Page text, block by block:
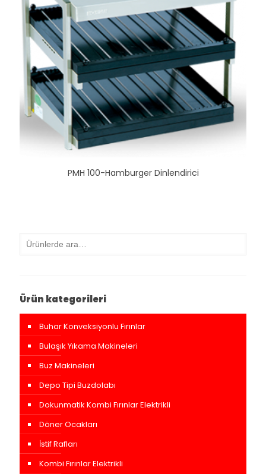
PMH 100-Hamburger Dinlendirici
Ürün kategorileri
Buhar Konveksiyonlu Fırınlar
Bulaşık Yıkama Makineleri
Buz Makineleri
Depo Tipi Buzdolabı
Dokunmatik Kombi Fırınlar Elektrikli
Döner Ocakları
İstif Rafları
Kombi Fırınlar Elektrikli